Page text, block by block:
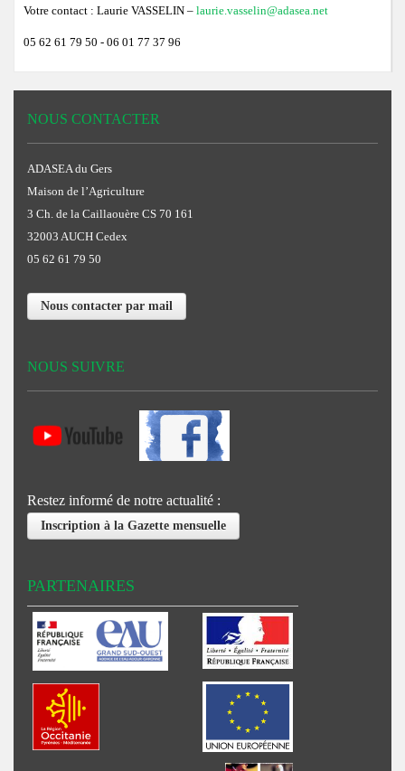
Votre contact : Laurie VASSELIN – laurie.vasselin@adasea.net
05 62 61 79 50 - 06 01 77 37 96
NOUS CONTACTER
ADASEA du Gers
Maison de l’Agriculture
3 Ch. de la Caillaouère CS 70 161
32003 AUCH Cedex
05 62 61 79 50
Nous contacter par mail
NOUS SUIVRE
Restez informé de notre actualité :
Inscription à la Gazette mensuelle
PARTENAIRES